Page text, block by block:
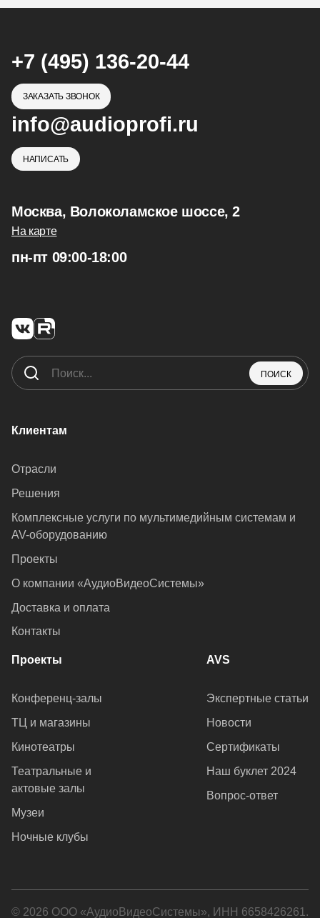
+7 (495) 136-20-44
ЗАКАЗАТЬ ЗВОНОК
info@audioprofi.ru
НАПИСАТЬ
Москва, Волоколамское шоссе, 2
На карте
пн-пт 09:00-18:00
ПОИСК
Клиентам
Отрасли
Решения
Комплексные услуги по мультимедийным системам и
AV-оборудованию
Проекты
О компании «АудиоВидеоСистемы»
Доставка и оплата
Контакты
Проекты
Конференц-залы
ТЦ и магазины
Кинотеатры
Театральные и
актовые залы
Музеи
Ночные клубы
AVS
Экспертные статьи
Новости
Сертификаты
Наш буклет 2024
Вопрос-ответ
© 2026 ООО «АудиоВидеоСистемы», ИНН 6658426261.